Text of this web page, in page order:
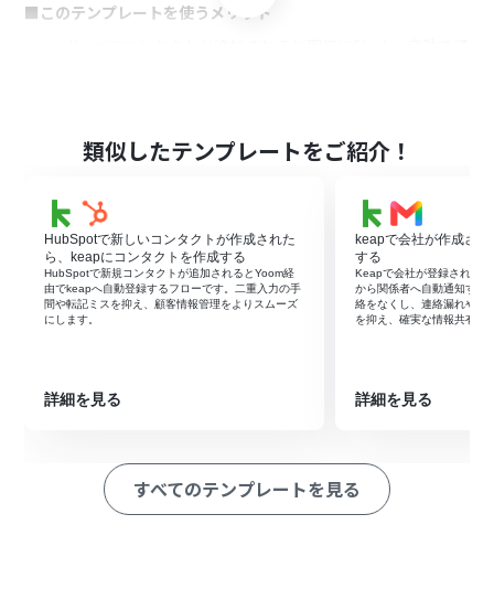
■このテンプレートを使うメリット
ーマンエラーを防ぎます。
■フローボットの流れ
はじめに、KeapとSlackをYoomと連携します。
次に、トリガーでKeapを選択し、「New Contact（新し
いコンタクトが作成されたら）」というアクションを設定
します。
メッセージ内容を任意で作成します。
類似したテンプレートをご紹介！
HubSpotで新しいコンタクトが作成された
ら、keapにコンタクトを作成する
HubSpotで新規コンタクトが追加されるとYoom経
由でkeapへ自動登録するフローです。二重入力の手
間や転記ミスを抑え、顧客情報管理をよりスムーズ
にします。
詳細を見る
keapで会社が作成さ
する
Keapで会社が登録された
から関係者へ自動通知する
絡をなくし、連絡漏れや遅
を抑え、確実な情報共有を
詳細を見る
すべてのテンプレートを見る